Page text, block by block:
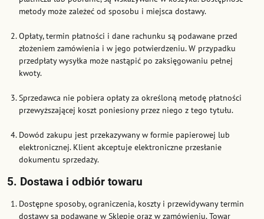
metody może zależeć od sposobu i miejsca dostawy.
Opłaty, termin płatności i dane rachunku są podawane przed
złożeniem zamówienia i w jego potwierdzeniu. W przypadku
przedpłaty wysyłka może nastąpić po zaksięgowaniu pełnej
kwoty.
Sprzedawca nie pobiera opłaty za określoną metodę płatności
przewyższającej koszt poniesiony przez niego z tego tytułu.
Dowód zakupu jest przekazywany w formie papierowej lub
elektronicznej. Klient akceptuje elektroniczne przesłanie
dokumentu sprzedaży.
5. Dostawa i odbiór towaru
Dostępne sposoby, ograniczenia, koszty i przewidywany termin
dostawy są podawane w Sklepie oraz w zamówieniu. Towar